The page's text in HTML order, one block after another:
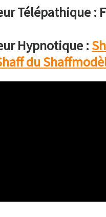
Télépathique :
Hypnotique :
du